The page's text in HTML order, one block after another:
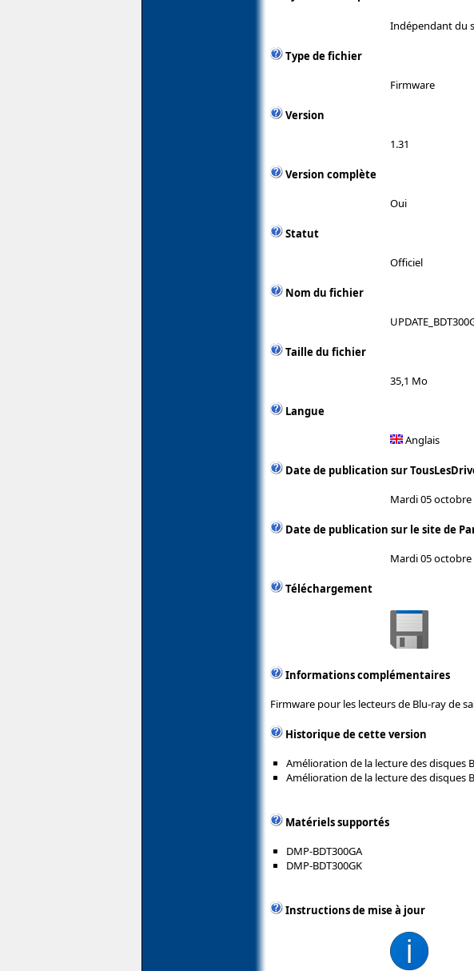
Indépendant du
Type de fichier
Firmware
Version
1.31
Version complète
Oui
Statut
Officiel
Nom du fichier
Taille du fichier
35,1 Mo
Langue
Anglais
Date de publication sur
Mardi 05 octobre
Date de publication sur le site de
Mardi 05 octobre
Téléchargement
Informations complémentaires
Firmware pour les lecteurs de Blu-ray de
Historique de cette version
Amélioration de la lecture des disques
Amélioration de la lecture des disques
Matériels supportés
DMP-BDT300GA
DMP-BDT300GK
Instructions de mise à jour